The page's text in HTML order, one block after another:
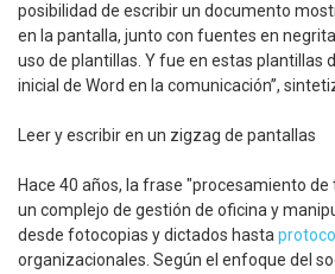
posibilidad de escribir un documento
en la pantalla, junto con fuentes en
uso de plantillas. Y fue en estas plantillas
inicial de Word en la comunicación”,
Leer y escribir en un zigzag de pantallas
Hace 40 años, la frase "procesamiento
un complejo de gestión de oficina y
desde fotocopias y dictados hasta
organizacionales. Según el enfoque del